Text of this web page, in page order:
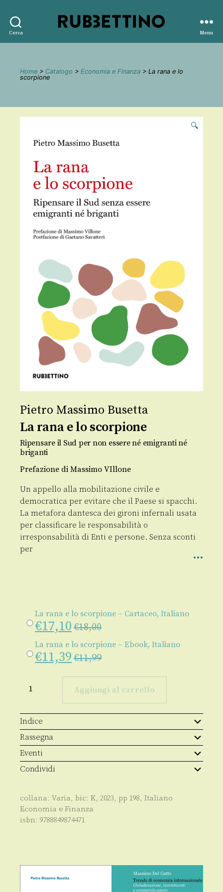
Cerca
editore
Menu
Home > Catalogo > Economia e Finanza > La rana e lo
scorpione
🔍
Pietro Massimo Busetta
La rana e lo scorpione
Ripensare il Sud per non essere né emigranti né
briganti
Prefazione di Massimo VIllone
Un appello alla mobilitazione civile e
democratica per evitare che il Paese si spacchi.
La metafora dantesca dei gironi infernali usata
per classificare le responsabilità o
irresponsabilità di Enti e persone. Senza sconti
per
La rana e lo scorpione – Cartaceo, Italiano
€17,10 €18,00
La rana e lo scorpione – Ebook, Italiano
€11,39 €11,99
rana
scorpione
quantità
Aggiungi al carrello
Indice
Rassegna
Eventi
Condividi
collana: Varia, bic: K, 2023, pp 198, Italiano
Economia e Finanza
isbn: 9788849874471